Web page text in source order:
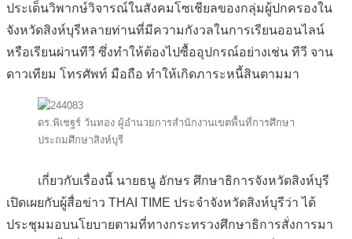
ประเด็นวิพากษ์วิจารณ์ในสังคมโซเชียลของกลุ่มผู้ปกครองใน
จังหวัดสิงห์บุรีหลายท่านที่มีความกังวลในการเรียนออนไลน์
หรือเรียนผ่านทีวี ซึ่งทำให้ต้องไปซื้ออุปกรณ์อย่างเช่น ทีวี จาน
ดาวเทียม โทรศัพท์ มือถือ ทำให้เกิดภาระหนี้สินตามมา
ดร.พิเชฐร์ วันทอง ผู้อำนวยการสำนักงานเขตพื้นที่การศึกษา
ประถมศึกษาสิงห์บุรี
เกี่ยวกับเรื่องนี้ นายธนู อักษร ศึกษาธิการจังหวัดสิงห์บุรี
เปิดเผยกับผู้สื่อข่าว THAI TIME ประจำจังหวัดสิงห์บุรีว่า ได้
ประชุมมอบนโยบายตามที่ทางกระทรวงศึกษาธิการสั่งการมา